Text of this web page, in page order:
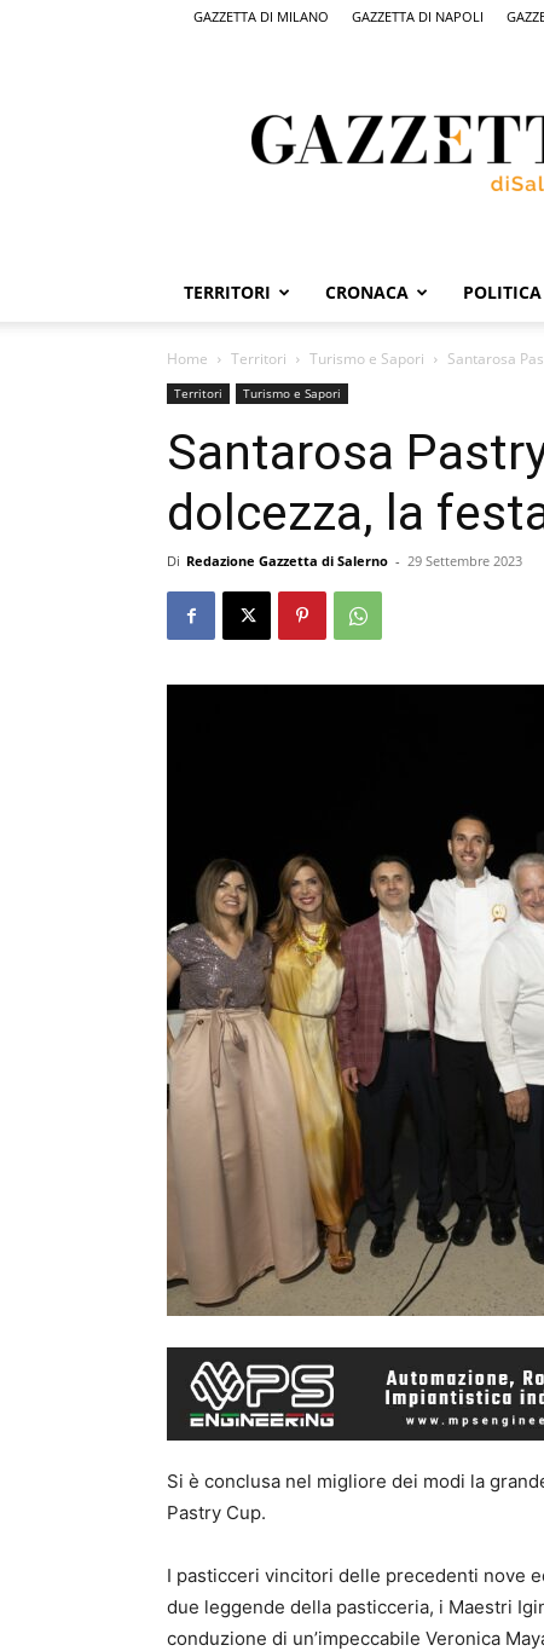
GAZZETTA DI MILANO GAZZETTA DI NAPOLI
Salerno,
il
quotidiano
Salerno
TERRITORI CRONACA POLITICA
Home Territori Turismo e Sapori Santarosa
Territori Turismo e Sapori
Santarosa
dolcezza, la
Di Redazione Gazzetta di Salerno - 29 Settembre 2023
Si è conclusa nel migliore dei modi la
Pastry Cup.
I pasticceri vincitori delle precedenti nove
due leggende della pasticceria, i Maestri
conduzione di un’impeccabile Veronica